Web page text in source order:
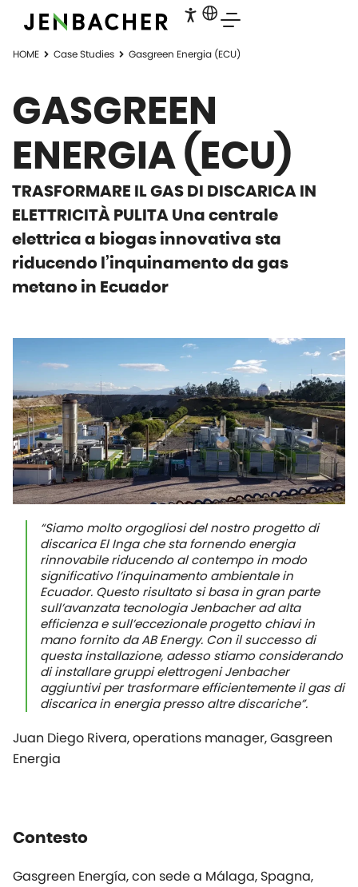
HOME Case Studies Gasgreen Energia (ECU)
GASGREEN
ENERGIA (ECU)
TRASFORMARE IL GAS DI DISCARICA IN
ELETTRICITÀ PULITA Una centrale
elettrica a biogas innovativa sta
riducendo l’inquinamento da gas
metano in Ecuador
“Siamo molto orgogliosi del nostro progetto di
discarica El Inga che sta fornendo energia
rinnovabile riducendo al contempo in modo
significativo l’inquinamento ambientale in
Ecuador. Questo risultato si basa in gran parte
sull’avanzata tecnologia Jenbacher ad alta
efficienza e sull’eccezionale progetto chiavi in
mano fornito da AB Energy. Con il successo di
questa installazione, adesso stiamo considerando
di installare gruppi elettrogeni Jenbacher
aggiuntivi per trasformare efficientemente il gas di
discarica in energia presso altre discariche”.
Juan Diego Rivera, operations manager, Gasgreen
Energia
Contesto
Gasgreen Energía, con sede a Málaga, Spagna,